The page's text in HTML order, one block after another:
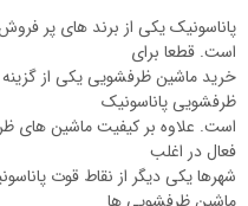
پاناسونیک یکی از برند های پر
است. قطعا برای
خرید ماشین ظرفشویی یکی از
ظرفشویی پاناسونیک
است. علاوه بر کیفیت ماشین های
فعال در اغلب
شهرها یکی دیگر از نقاط قوت